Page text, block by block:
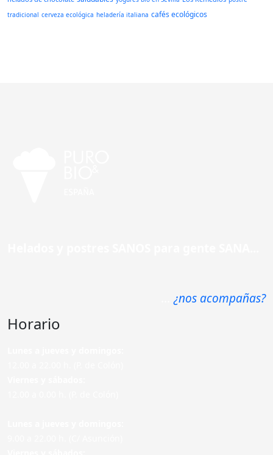
tradicional cerveza ecológica heladería italiana cafés ecológicos
¿nos acompañas?
Horario